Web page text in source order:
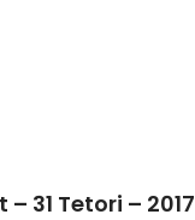
31 Tetori – 2017